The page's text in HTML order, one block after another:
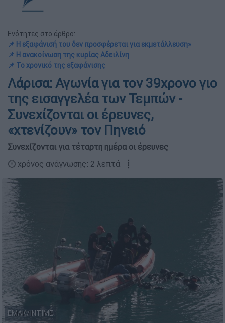
Ενότητες στο άρθρο:
📌 Η εξαφάνισή του δεν προσφέρεται για εκμετάλλευση»
📌 Η ανακοίνωση της κυρίας Αδειλίνη
📌 Το χρονικό της εξαφάνισης
Λάρισα: Αγωνία για τον 39χρονο γιο
της εισαγγελέα των Τεμπών -
Συνεχίζονται οι έρευνες,
«χτενίζουν» τον Πηνειό
Συνεχίζονται για τέταρτη ημέρα οι έρευνες
🕛 χρόνος ανάγνωσης: 2 λεπτά ┋
ΕΜΑΚ/ΙΝΤΙΜΕ